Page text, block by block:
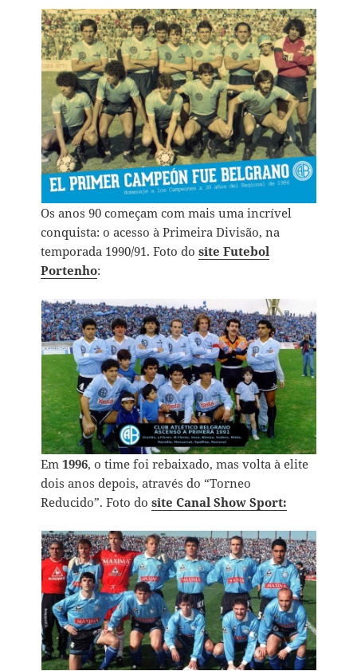
Os anos 90 começam com mais uma incrível
conquista: o acesso à Primeira Divisão, na
temporada 1990/91. Foto dosite Futebol
Portenho:
Em1996, o time foi rebaixado, mas volta à elite
dois anos depois, através do “Torneo
Reducido”. Foto dosite Canal Show Sport: